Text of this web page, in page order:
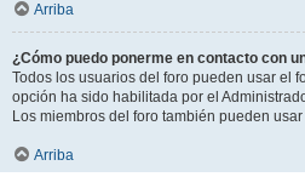
Arriba
¿Cómo puedo ponerme en contacto con
Todos los usuarios del foro pueden usar el
opción ha sido habilitada por el
Los miembros del foro también pueden
Arriba